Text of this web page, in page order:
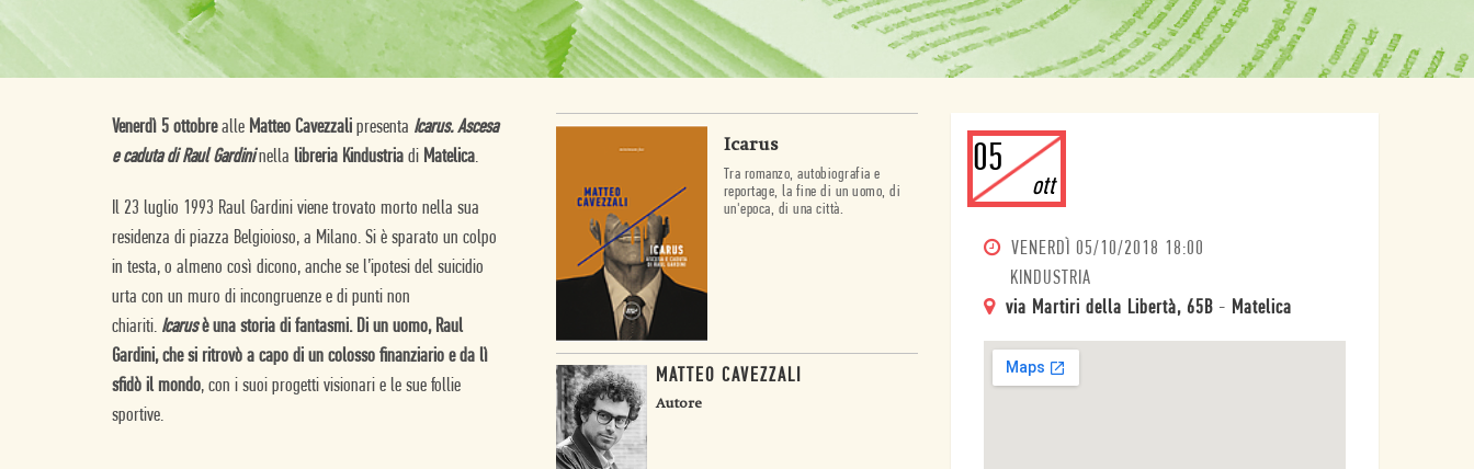
Venerdì 5 ottobrealle Matteo Cavezzali presenta Icarus. Ascesa
e caduta di Raul Gardininella libreria Kindustria di Matelica.
Il 23 luglio 1993 Raul Gardini viene trovato morto nella sua
residenza di piazza Belgioioso, a Milano. Si è sparato un colpo
in testa, o almeno così dicono, anche se l’ipotesi del suicidio
urta con un muro di incongruenze e di punti non
chiariti. Icarusè una storia di fantasmi. Di un uomo, Raul
Gardini, che si ritrovò a capo di un colosso finanziario e da lì
sfidò il mondo, con i suoi progetti visionari e le sue follie
sportive.
Icarus
Tra romanzo, autobiografia e
reportage, la fine di un uomo, di
un'epoca, di una città.
MATTEO CAVEZZALI
Autore
05
ott
VENERDÌ 05/10/2018 18:00
KINDUSTRIA
via Martiri della Libertà, 65B - Matelica